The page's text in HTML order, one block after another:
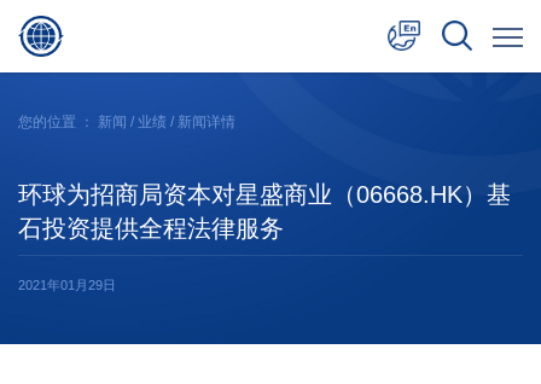
日本語
您的位置 ： 新闻 / 业绩 / 新闻详情
环球为招商局资本对星盛商业（06668.HK）基
石投资提供全程法律服务
2021年01月29日